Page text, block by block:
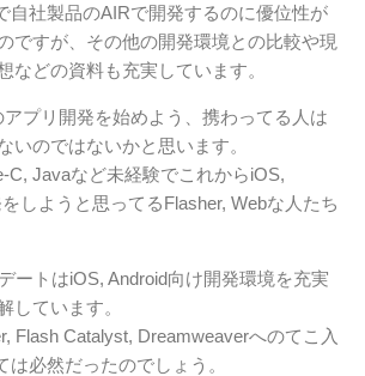
自社製品のAIRで開発するのに優位性が
ですが、その他の開発環境との比較や現
などの資料も充実しています。
アプリ開発を始めよう、携わってる人は
いのではないかと思います。
C, Javaなど未経験でこれからiOS,
しようと思ってるFlasher, Webな人たち
ートはiOS, Android向け開発環境を充実
しています。
Flash Catalyst, Dreamweaverへのてこ入
は必然だったのでしょう。